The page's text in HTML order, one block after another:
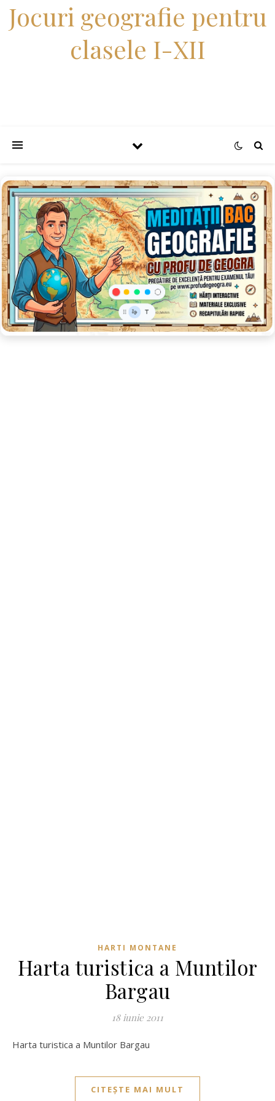
Jocuri geografie pentru
clasele I-XII
HARTI MONTANE
Harta turistica a Muntilor
Bargau
18 iunie 2011
Harta turistica a Muntilor Bargau
CITEȘTE MAI MULT